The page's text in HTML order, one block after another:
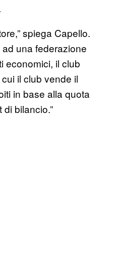
spiega Capello.
una federazione
economici, il club
il club vende il
in base alla quota
bilancio.”